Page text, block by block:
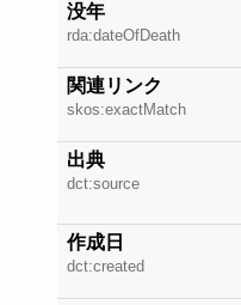
没年
rda:dateOfDeath
関連リンク
skos:exactMatch
出典
dct:source
作成日
dct:created